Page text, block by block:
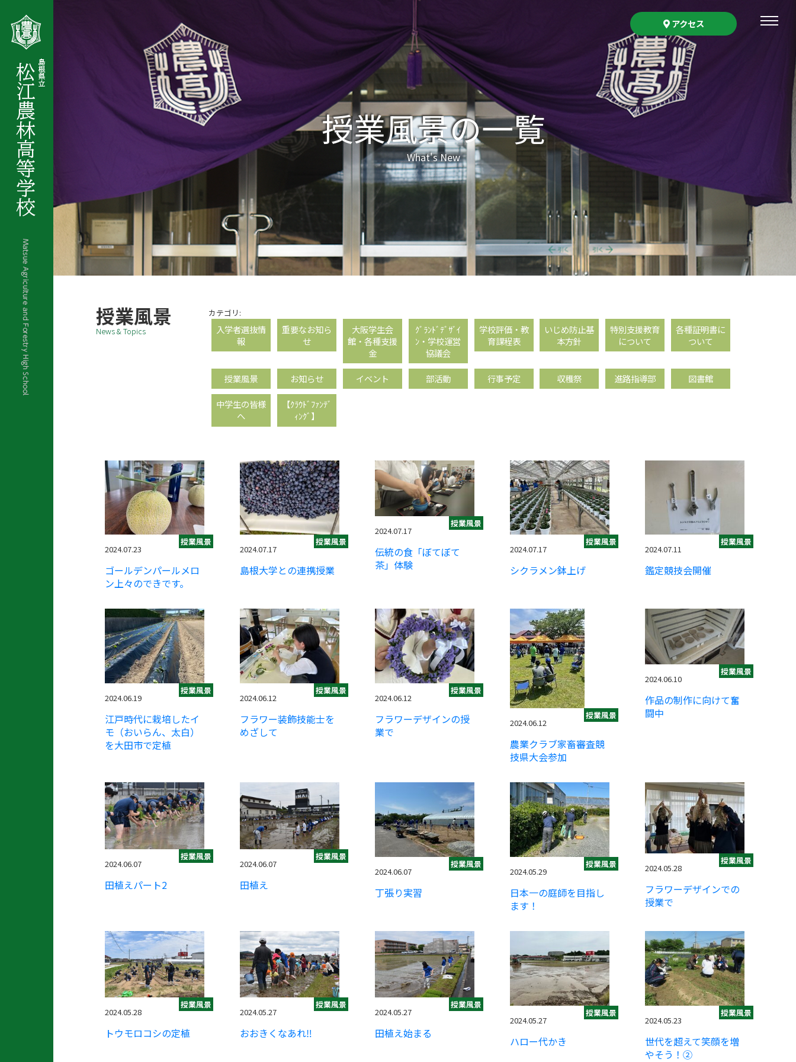
アクセス
授業風景の一覧
What's New
授業風景
News & Topics
カテゴリ:
入学者選抜情
報
重要なお知ら
せ
大阪学生会
館・各種支援
金
ｸﾞﾗﾝﾄﾞﾃﾞｻﾞｲ
ﾝ・学校運営
協議会
学校評価・教
育課程表
いじめ防止基
本方針
特別支援教育
について
各種証明書に
ついて
授業風景 お知らせ イベント 部活動 行事予定 収穫祭 進路指導部 図書館
中学生の皆様
へ
【ｸﾗｳﾄﾞﾌｧﾝﾃﾞ
ｨﾝｸﾞ】
授業風景
2024.07.23
ゴールデンパールメロ
ン上々のできです。
授業風景
2024.07.17
島根大学との連携授業
授業風景
2024.07.17
伝統の食「ぼてぼて
茶」体験
授業風景
2024.07.17
シクラメン鉢上げ
授業風景
2024.07.11
鑑定競技会開催
授業風景
2024.06.19
江戸時代に栽培したイ
モ（おいらん、太白）
を大田市で定植
授業風景
2024.06.12
フラワー装飾技能士を
めざして
授業風景
2024.06.12
フラワーデザインの授
業で
授業風景
2024.06.12
農業クラブ家畜審査競
技県大会参加
授業風景
2024.06.10
作品の制作に向けて奮
闘中
授業風景
2024.06.07
田植えパート2
授業風景
2024.06.07
田植え
授業風景
2024.06.07
丁張り実習
授業風景
2024.05.29
日本一の庭師を目指し
ます！
授業風景
2024.05.28
フラワーデザインでの
授業で
授業風景
2024.05.28
トウモロコシの定植
授業風景
2024.05.27
おおきくなあれ‼
授業風景
2024.05.27
田植え始まる
授業風景
2024.05.27
ハロー代かき
授業風景
2024.05.23
世代を超えて笑顔を増
やそう！②